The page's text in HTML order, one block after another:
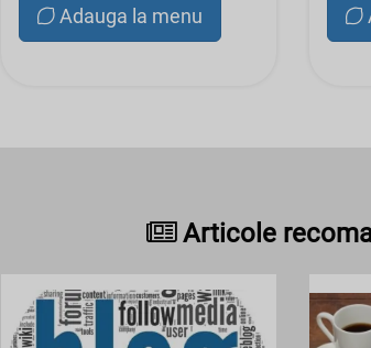
Adauga la menu
Articole